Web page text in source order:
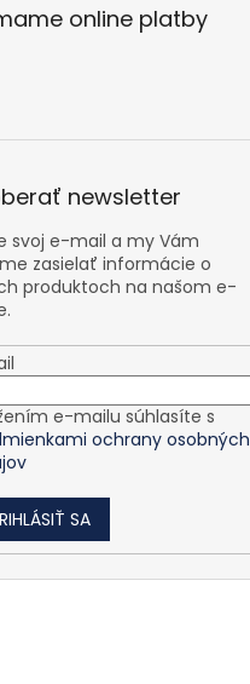
online platby
newsletter
svoj e-mail a my Vám
zasielať informácie o
produktoch na našom e-
e-mailu súhlasíte s
ochrany osobných
SA